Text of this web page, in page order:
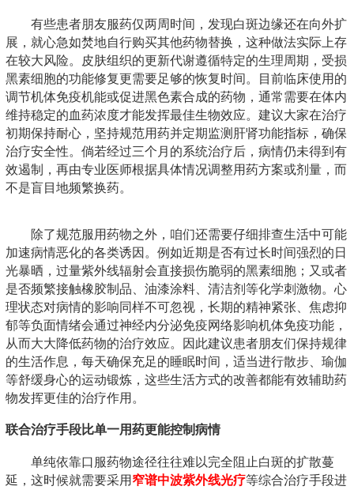
有些患者朋友服药仅两周时间，发现白斑边缘还在向外扩
展，就心急如焚地自行购买其他药物替换，这种做法实际上存
在较大风险。皮肤组织的更新代谢遵循特定的生理周期，受损
黑素细胞的功能修复更需要足够的恢复时间。目前临床使用的
调节机体免疫机能或促进黑色素合成的药物，通常需要在体内
维持稳定的血药浓度才能发挥最佳生物效应。建议大家在治疗
初期保持耐心，坚持规范用药并定期监测肝肾功能指标，确保
治疗安全性。倘若经过三个月的系统治疗后，病情仍未得到有
效遏制，再由专业医师根据具体情况调整用药方案或剂量，而
不是盲目地频繁换药。
除了规范服用药物之外，咱们还需要仔细排查生活中可能
加速病情恶化的各类诱因。例如近期是否有过长时间强烈的日
光暴晒，过量紫外线辐射会直接损伤脆弱的黑素细胞；又或者
是否频繁接触橡胶制品、油漆涂料、清洁剂等化学刺激物。心
理状态对病情的影响同样不可忽视，长期的精神紧张、焦虑抑
郁等负面情绪会通过神经内分泌免疫网络影响机体免疫功能，
从而大大降低药物的治疗效应。因此建议患者朋友们保持规律
的生活作息，每天确保充足的睡眠时间，适当进行散步、瑜伽
等舒缓身心的运动锻炼，这些生活方式的改善都能有效辅助药
物发挥更佳的治疗作用。
联合治疗手段比单一用药更能控制病情
单纯依靠口服药物途径往往难以完全阻止白斑的扩散蔓
延，这时候就需要采用 窄谱中波紫外线光疗等综合治疗手段进